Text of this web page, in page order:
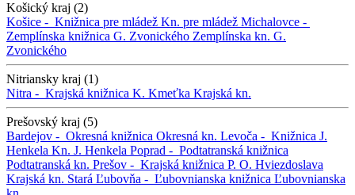
Košický kraj (2)
Košice - Knižnica pre mládež Kn. pre mládež Michalovce -
Zemplínska knižnica G. Zvonického Zemplínska kn. G.
Zvonického
Nitriansky kraj (1)
Nitra - Krajská knižnica K. Kmeťka Krajská kn.
Prešovský kraj (5)
Bardejov - Okresná knižnica Okresná kn. Levoča - Knižnica J.
Henkela Kn. J. Henkela Poprad - Podtatranská knižnica
Podtatranská kn. Prešov - Krajská knižnica P. O. Hviezdoslava
Krajská kn. Stará Ľubovňa - Ľubovnianska knižnica Ľubovnianska